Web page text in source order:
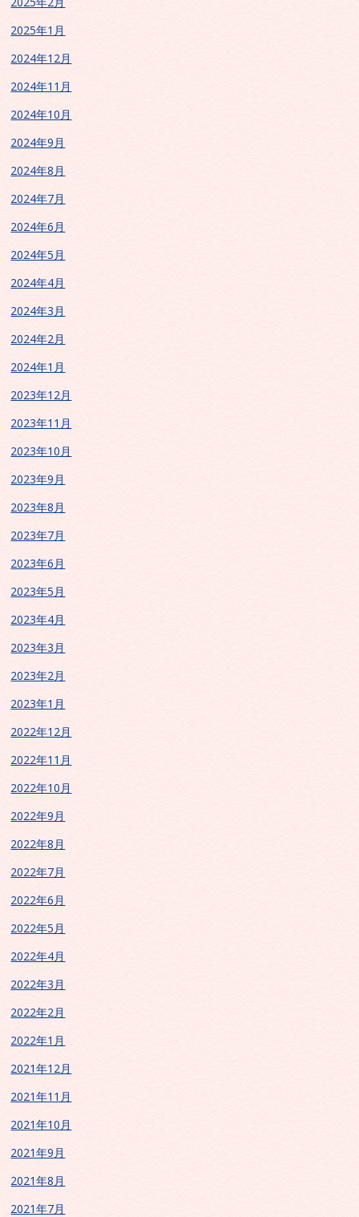
2025年1月
2024年12月
2024年11月
2024年10月
2024年9月
2024年8月
2024年7月
2024年6月
2024年5月
2024年4月
2024年3月
2024年2月
2024年1月
2023年12月
2023年11月
2023年10月
2023年9月
2023年8月
2023年7月
2023年6月
2023年5月
2023年4月
2023年3月
2023年2月
2023年1月
2022年12月
2022年11月
2022年10月
2022年9月
2022年8月
2022年7月
2022年6月
2022年5月
2022年4月
2022年3月
2022年2月
2022年1月
2021年12月
2021年11月
2021年10月
2021年9月
2021年8月
2021年7月